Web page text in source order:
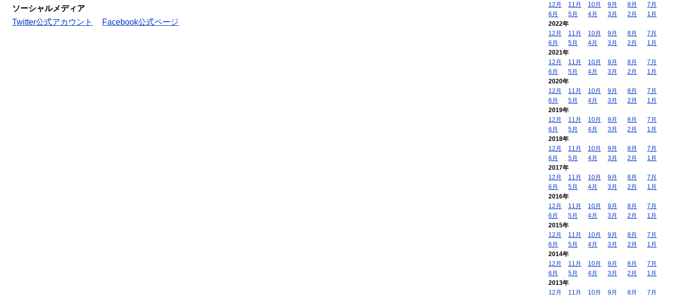
ソーシャルメディア
Twitter公式アカウント
Facebook公式ページ
12月
11月 10月 9月 8月
7月
6月
5月 4月 3月 2月
1月
2022年
12月
11月 10月 9月 8月
7月
6月
5月 4月 3月 2月
1月
2021年
12月
11月 10月 9月 8月
7月
6月
5月 4月 3月 2月
1月
2020年
12月
11月 10月 9月 8月
7月
6月
5月 4月 3月 2月
1月
2019年
12月
11月 10月 9月 8月
7月
6月
5月 4月 3月 2月
1月
2018年
12月
11月 10月 9月 8月
7月
6月
5月 4月 3月 2月
1月
2017年
12月
11月 10月 9月 8月
7月
6月
5月 4月 3月 2月
1月
2016年
12月
11月 10月 9月 8月
7月
6月
5月 4月 3月 2月
1月
2015年
12月
11月 10月 9月 8月
7月
6月
5月 4月 3月 2月
1月
2014年
12月
11月 10月 9月 8月
7月
6月
5月 4月 3月 2月
1月
2013年
12月
11月 10月 9月 8月 7月